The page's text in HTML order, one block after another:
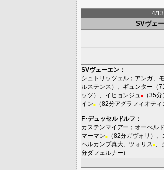
4/13
SVヴェ
SVヴェーエン ：
シュトリッツェル ； アンガ
ルステンス ）、 ギュンター （
ッツ ）、 イヒョンジュ ■ （35分
イン■ （82分アグラフィオティ
F･デュッセルドルフ ：
カステンマイアー ； オーべル
マーマン■ （82分ガヴォリ ）、
ペルカンプ真大
ツォリス ■
分ダフェルナー ）